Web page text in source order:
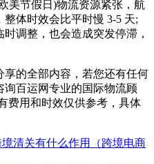
美节假日)物流资源紧张，航
体时效会比平时慢 3-5 天;
调整，也会造成突发停滞，
的全部内容，若您还有任何
询百运网专业的国际物流顾
费用和时效仅供参考，具体
境清关有什么作用（跨境电商